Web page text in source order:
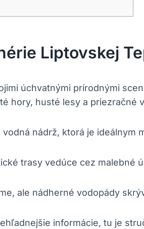
Liptovskej
úchvatnými prírodnými
hory, husté lesy a
vodná nádrž, ktorá je ideálnym
trasy vedúce cez malebné
ale nádherné vodopády
informácie, tu je